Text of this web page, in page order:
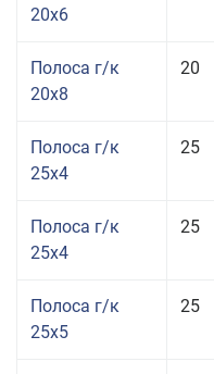
20x6
Полоса г/к
20x8
20
Полоса г/к
25x4
25
Полоса г/к
25x4
25
Полоса г/к
25x5
25